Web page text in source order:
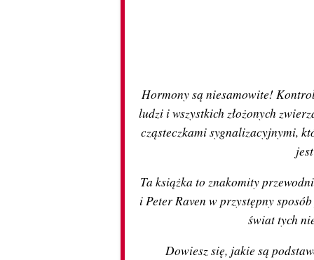
Hormony są niesamowite!
ludzi i wszystkich złożonych
cząsteczkami sygnalizacyjnymi,
Ta książka to znakomity
i Peter Raven w przystępny
świat tych
Dowiesz się, jakie są